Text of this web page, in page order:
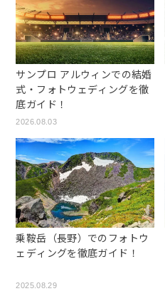
サンプロ アルウィンでの結婚
式・フォトウェディングを徹
底ガイド！
2026.08.03
乗鞍岳（長野）でのフォトウ
ェディングを徹底ガイド！
2025.08.29